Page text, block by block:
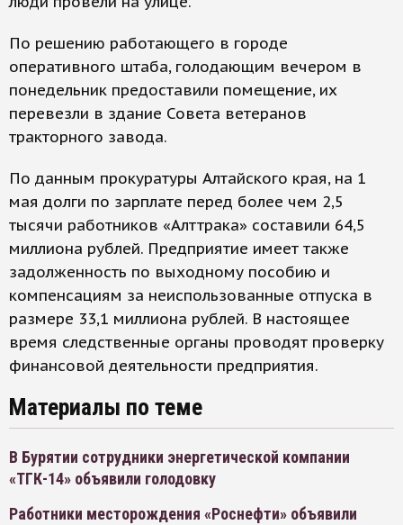
По решению работающего в городе
оперативного штаба, голодающим вечером в
понедельник предоставили помещение, их
перевезли в здание Совета ветеранов
тракторного завода.
По данным прокуратуры Алтайского края, на 1
мая долги по зарплате перед более чем 2,5
тысячи работников «Алттрака» составили 64,5
миллиона рублей. Предприятие имеет также
задолженность по выходному пособию и
компенсациям за неиспользованные отпуска в
размере 33,1 миллиона рублей. В настоящее
время следственные органы проводят проверку
финансовой деятельности предприятия.
Материалы по теме
В Бурятии сотрудники энергетической компании
«ТГК-14» объявили голодовку
Работники месторождения «Роснефти» объявили